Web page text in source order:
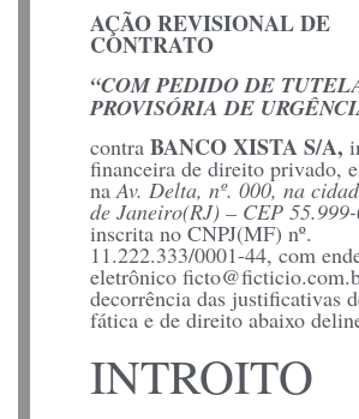
AÇÃO REVISIONAL DE
CONTRATO
“COM PEDIDO DE
PROVISÓRIA DE
contra BANCO XISTA S/A,
financeira de direito privado,
naAv. Delta, nº. 000, na
de Janeiro(RJ) – CEP
inscrita no CNPJ(MF) nº.
11.222.333/0001-44, com
eletrônico
decorrência das justificativas
fática e de direito abaixo
INTROITO